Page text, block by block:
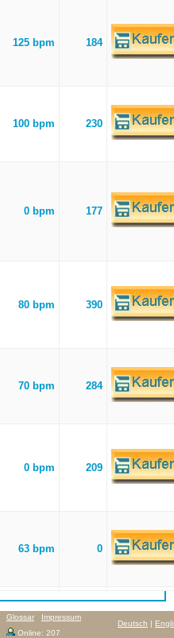
125 bpm 184
100 bpm 230
0 bpm 177
80 bpm 390
70 bpm 284
0 bpm 209
63 bpm 0
Deutsch |
Glossar
Impressum
Online: 207